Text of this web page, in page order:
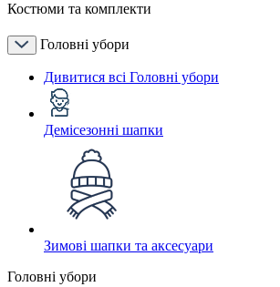
Костюми та комплекти
Головні убори
Дивитися всі Головні убори
Демісезонні шапки
Зимові шапки та аксесуари
Головні убори